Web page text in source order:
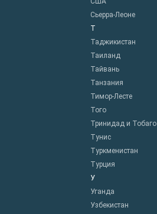
Сьерра-Леоне
Т
Таджикистан
Таиланд
Тайвань
Танзания
Тимор-Лесте
Того
Тринидад и Тобаго
Тунис
Туркменистан
Турция
У
Уганда
Узбекистан